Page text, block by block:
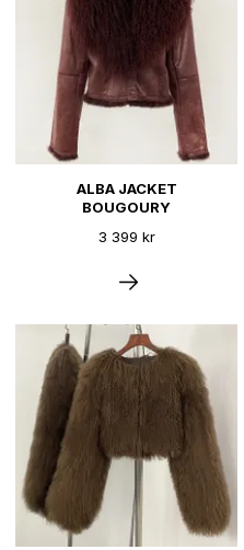
ALBA JACKET
BOUGOURY
3 399 kr